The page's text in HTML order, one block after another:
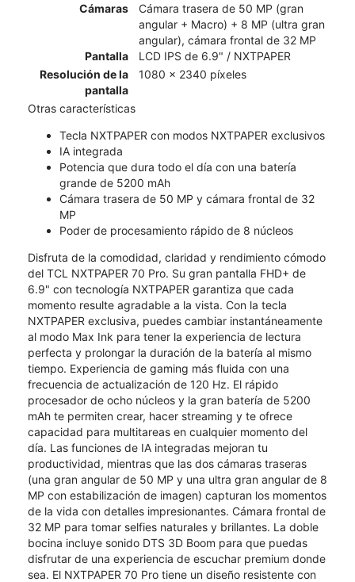
Cámaras
Cámara trasera de 50 MP (gran
angular + Macro) + 8 MP (ultra gran
angular), cámara frontal de 32 MP
Pantalla
LCD IPS de 6.9" / NXTPAPER
Resolución de la
pantalla
1080 x 2340 píxeles
Otras características
Tecla NXTPAPER con modos NXTPAPER exclusivos
IA integrada
Potencia que dura todo el día con una batería
grande de 5200 mAh
Cámara trasera de 50 MP y cámara frontal de 32
MP
Poder de procesamiento rápido de 8 núcleos
Disfruta de la comodidad, claridad y rendimiento cómodo
del TCL NXTPAPER 70 Pro. Su gran pantalla FHD+ de
6.9" con tecnología NXTPAPER garantiza que cada
momento resulte agradable a la vista. Con la tecla
NXTPAPER exclusiva, puedes cambiar instantáneamente
al modo Max Ink para tener la experiencia de lectura
perfecta y prolongar la duración de la batería al mismo
tiempo. Experiencia de gaming más fluida con una
frecuencia de actualización de 120 Hz. El rápido
procesador de ocho núcleos y la gran batería de 5200
mAh te permiten crear, hacer streaming y te ofrece
capacidad para multitareas en cualquier momento del
día. Las funciones de IA integradas mejoran tu
productividad, mientras que las dos cámaras traseras
(una gran angular de 50 MP y una ultra gran angular de 8
MP con estabilización de imagen) capturan los momentos
de la vida con detalles impresionantes. Cámara frontal de
32 MP para tomar selfies naturales y brillantes. La doble
bocina incluye sonido DTS 3D Boom para que puedas
disfrutar de una experiencia de escuchar premium donde
sea. El NXTPAPER 70 Pro tiene un diseño resistente con